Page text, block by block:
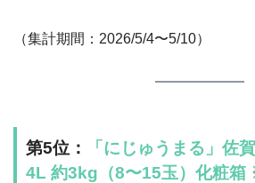
（集計期間：2026/5/4〜5/10）
第5位：
「にじゅうまる」佐
4L 約3kg（8〜15玉）化粧箱